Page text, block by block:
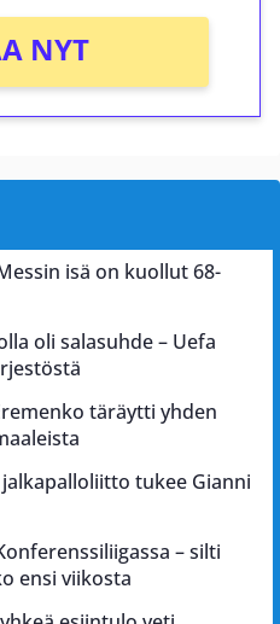
NYT
isä on kuollut 68-
oli salasuhde – Uefa
täräytti yhden
tukee Gianni
– silti
ensi viikosta